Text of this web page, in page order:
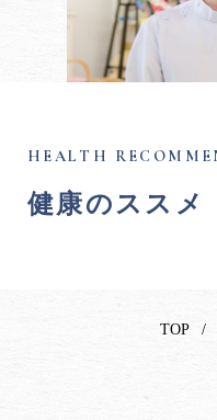
健康のススメ
TOP